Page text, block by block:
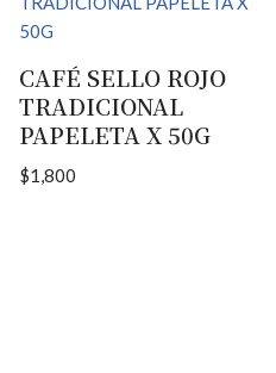
CAFÉ SELLO ROJO
TRADICIONAL
PAPELETA X 50G
$1,800